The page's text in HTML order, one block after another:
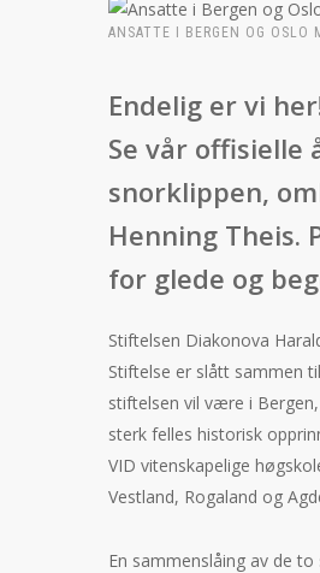
ANSATTE I BERGEN OG
Endelig er vi
Se vår offisielle
snorklippen,
Henning Theis.
for glede og
Stiftelsen Diakonova
Stiftelse er slått sammen
stiftelsen vil være i
sterk felles historisk
VID vitenskapelige
Vestland, Rogaland og
En sammenslåing av de